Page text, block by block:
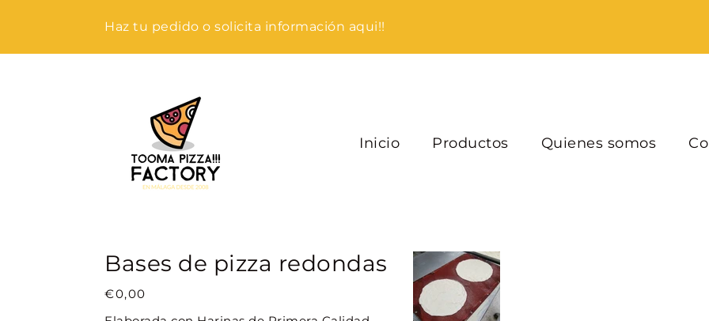
Haz tu pedido o solicita información aqui!!
Inicio Productos Quienes somos
pizza
redondas
Bases de pizza redondas
Precio
habitual
€0,00